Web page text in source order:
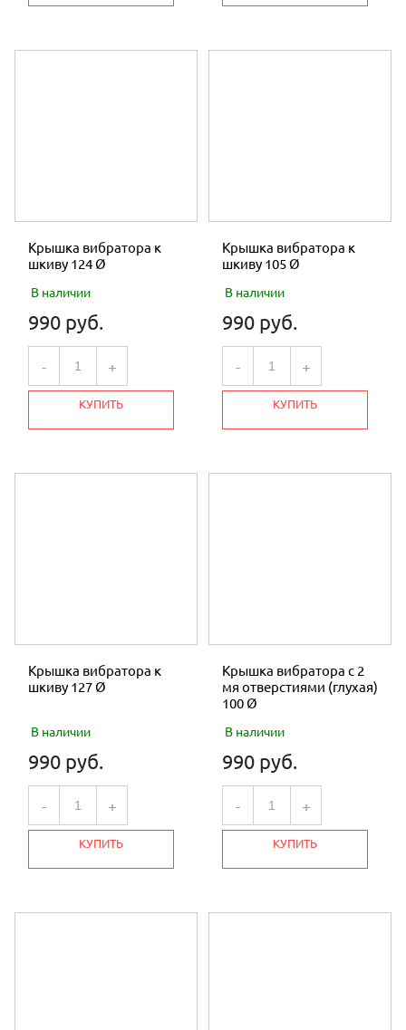
ГЕНЕРАТОРЫ
НАВЕСНОЕ И ПРИЦЕПНОЕ ОБОРУДОВАНИЕ
ОПРЫСКИВАТЕЛИ
СВАРОЧНЫЕ АППАРАТЫ
НАСОСЫ
УЦЕНКА
Крышка вибратора к
шкиву 124 Ø
В наличии
990 руб.
- +
КУПИТЬ
Крышка вибратора к
шкиву 105 Ø
В наличии
990 руб.
- +
КУПИТЬ
Крышка вибратора к
шкиву 127 Ø
В наличии
990 руб.
- +
КУПИТЬ
Крышка вибратора с 2
мя отверстиями (глухая)
100 Ø
В наличии
990 руб.
- +
КУПИТЬ